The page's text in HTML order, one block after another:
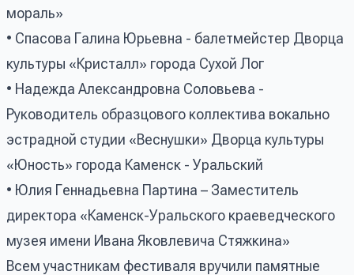
мораль»
• Спасова Галина Юрьевна - балетмейстер Дворца
культуры «Кристалл» города Сухой Лог
• Надежда Александровна Соловьева -
Руководитель образцового коллектива вокально
эстрадной студии «Веснушки» Дворца культуры
«Юность» города Каменск - Уральский
• Юлия Геннадьевна Партина – Заместитель
директора «Каменск-Уральского краеведческого
музея имени Ивана Яковлевича Стяжкина»
Всем участникам фестиваля вручили памятные